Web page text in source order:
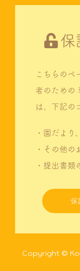
保
こちらのペ
者のための
は、下記の
・園だより
・その他の
・提出書類
保
Copyright ©